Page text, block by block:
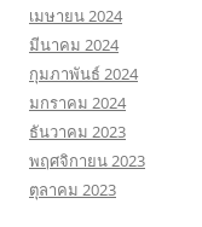
เมษายน 2024
มีนาคม 2024
กุมภาพันธ์ 2024
มกราคม 2024
ธันวาคม 2023
พฤศจิกายน 2023
ตุลาคม 2023